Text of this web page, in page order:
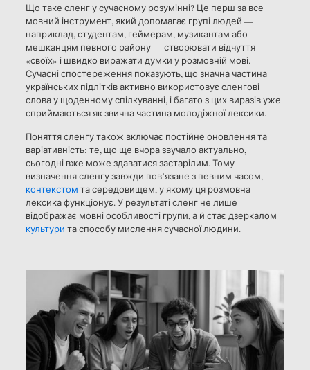
Що таке сленг у сучасному розумінні? Це перш за все
мовний інструмент, який допомагає групі людей —
наприклад, студентам, геймерам, музикантам або
мешканцям певного району — створювати відчуття
«своїх» і швидко виражати думки у розмовній мові.
Сучасні спостереження показують, що значна частина
українських підлітків активно використовує сленгові
слова у щоденному спілкуванні, і багато з цих виразів уже
сприймаються як звична частина молодіжної лексики.
Поняття сленгу також включає постійне оновлення та
варіативність: те, що ще вчора звучало актуально,
сьогодні вже може здаватися застарілим. Тому
визначення сленгу завжди пов’язане з певним часом,
контекстом та середовищем, у якому ця розмовна
лексика функціонує. У результаті сленг не лише
відображає мовні особливості групи, а й стає дзеркалом
культури та способу мислення сучасної людини.